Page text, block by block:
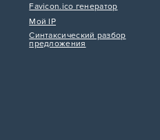
Favicon.ico генератор
Мой IP
Синтаксический разбор
предложения